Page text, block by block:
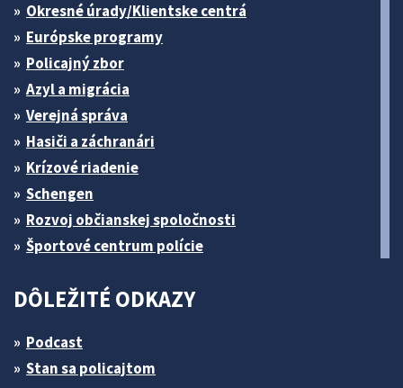
Okresné úrady/Klientske centrá
Európske programy
Policajný zbor
Azyl a migrácia
Verejná správa
Hasiči a záchranári
Krízové riadenie
Schengen
Rozvoj občianskej spoločnosti
Športové centrum polície
DÔLEŽITÉ ODKAZY
Podcast
Stan sa policajtom